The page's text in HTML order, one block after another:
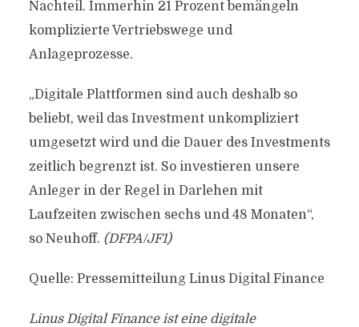
Nachteil. Immerhin 21 Prozent bemängeln
komplizierte Vertriebswege und
Anlageprozesse.
„Digitale Plattformen sind auch deshalb so
beliebt, weil das Investment unkompliziert
umgesetzt wird und die Dauer des Investments
zeitlich begrenzt ist. So investieren unsere
Anleger in der Regel in Darlehen mit
Laufzeiten zwischen sechs und 48 Monaten“,
so Neuhoff. (DFPA/JF1)
Quelle: Pressemitteilung Linus Digital Finance
Linus Digital Finance ist eine digitale